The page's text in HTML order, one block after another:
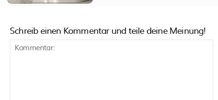
Schreib einen Kommentar und teile deine Meinung!